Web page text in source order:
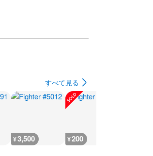
すべて見る
¥3,500 ¥200